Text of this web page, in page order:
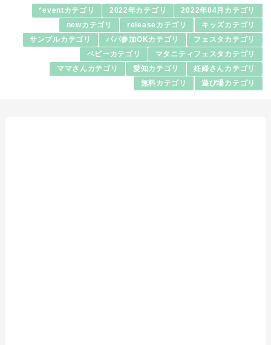
*eventカテゴリ 2022年カテゴリ 2022年04月カテゴリ
newカテゴリ releaseカテゴリ キッズカテゴリ
サンプルカテゴリ パパ参加OKカテゴリ フェスタカテゴリ
ベビーカテゴリ マタニティフェスタカテゴリ
ママさんカテゴリ 愛知カテゴリ 妊婦さんカテゴリ
無料カテゴリ 遊び場カテゴリ